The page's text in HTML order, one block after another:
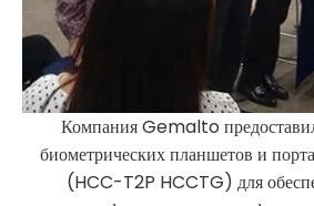
Компания Gemalto
биометрических планшетов и
(HCC-T2P HCCTG) для